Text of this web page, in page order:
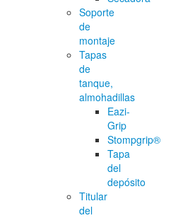
Soporte
de
montaje
Tapas
de
tanque,
almohadillas
Eazi-
Grip
Stompgrip®
Tapa
del
depósito
Titular
del